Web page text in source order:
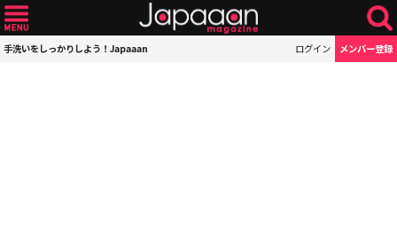
手洗いをしっかりしよう！Japaaan ログイン メンバー登録